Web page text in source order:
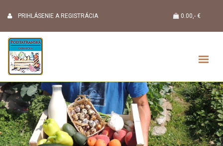
0.00,- €
PRIHLÁSENIE A REGISTRÁCIA